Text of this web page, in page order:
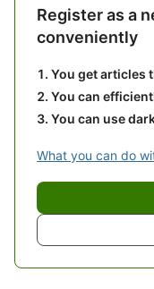
Register as a
conveniently
You get articles
You can
You can use
What you can do